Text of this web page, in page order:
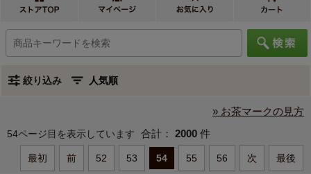
絞り込み
» お茶マークの見方
54ページ目を表示しています 合計： 2000 件
最初 前 52 53 54 55 56 次 最後